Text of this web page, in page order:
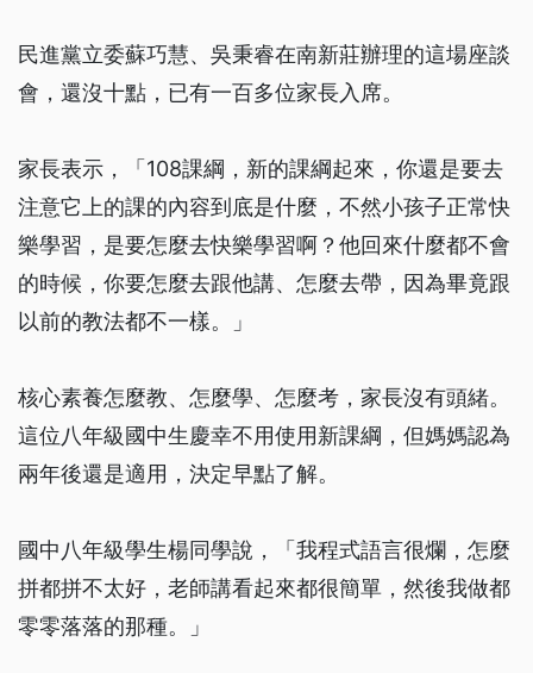
民進黨立委蘇巧慧、吳秉睿在南新莊辦理的這場座談
會，還沒十點，已有一百多位家長入席。
家長表示，「108課綱，新的課綱起來，你還是要去
注意它上的課的內容到底是什麼，不然小孩子正常快
樂學習，是要怎麼去快樂學習啊？他回來什麼都不會
的時候，你要怎麼去跟他講、怎麼去帶，因為畢竟跟
以前的教法都不一樣。」
核心素養怎麼教、怎麼學、怎麼考，家長沒有頭緒。
這位八年級國中生慶幸不用使用新課綱，但媽媽認為
兩年後還是適用，決定早點了解。
國中八年級學生楊同學說，「我程式語言很爛，怎麼
拼都拼不太好，老師講看起來都很簡單，然後我做都
零零落落的那種。」